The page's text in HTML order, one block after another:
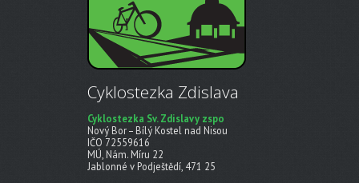
Cyklostezka Zdislava
Cyklostezka Sv. Zdislavy zspo
Nový Bor – Bílý Kostel nad Nisou
IČO 72559616
MÚ, Nám. Míru 22
Jablonné v Podještědí, 471 25